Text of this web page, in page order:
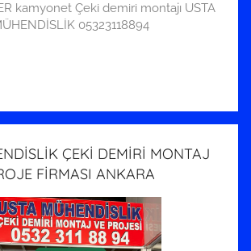
kamyonet Çeki demiri montajı USTA
05323118894
ÇEKİ DEMİRİ MONTAJ
FİRMASI ANKARA